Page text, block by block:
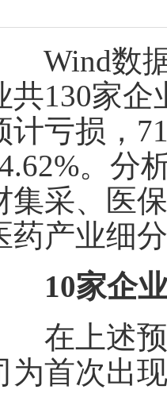
Wind数据
共130家
计亏损，
。分
集采、医
药产业细
10家企
在上述预
为首次出